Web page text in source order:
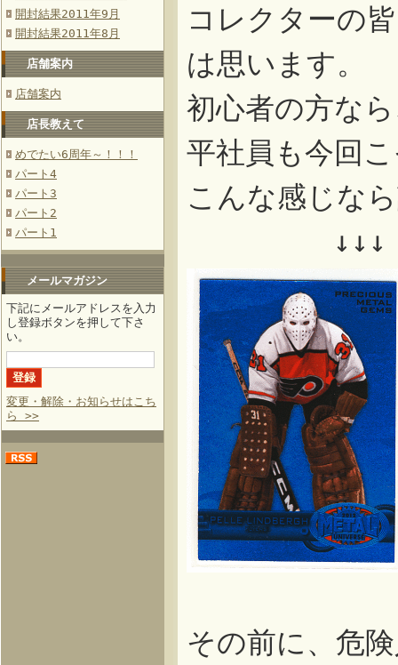
開封結果2011年9月
開封結果2011年8月
店舗案内
店舗案内
店長教えて
めでたい6周年～！！！
パート4
パート3
パート2
パート1
メールマガジン
下記にメールアドレスを入力
し登録ボタンを押して下さ
い。
変更・解除・お知らせはこち
ら >>
コレクターの
は思います。
初心者の方な
平社員も今回
こんな感じな
↓↓↓
その前に、危